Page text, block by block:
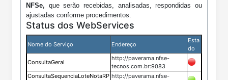
NFSe, que serão recebidas, analisadas, respondidas ou
ajustadas conforme procedimentos.
Status dos WebServices
Nome do Serviço Endereço
Esta
do
ConsultaGeral
http://paverama.nfse-
tecnos.com.br:9083
ConsultaSequenciaLoteNotaRP http://paverama.nfse-